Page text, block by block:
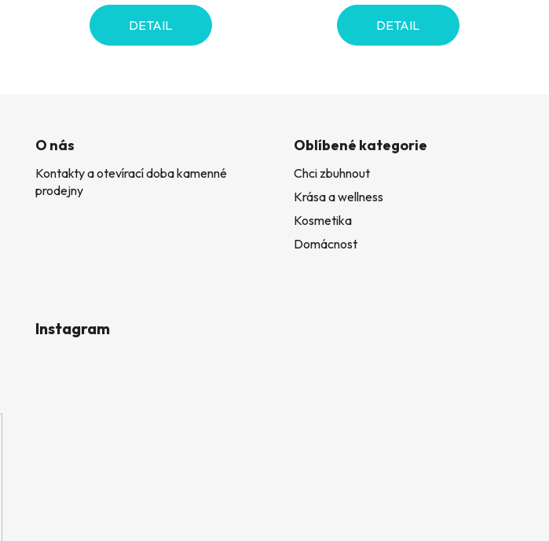
DETAIL DETAIL
O nás
Kontakty a otevírací doba kamenné
prodejny
Oblíbené kategorie
Chci zbuhnout
Krása a wellness
Kosmetika
Domácnost
Instagram